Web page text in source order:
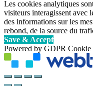
Les cookies analytiques
visiteurs interagissent avec
des informations sur les
rebond, de la source du
Save & Accept
Powered by GDPR Cookie